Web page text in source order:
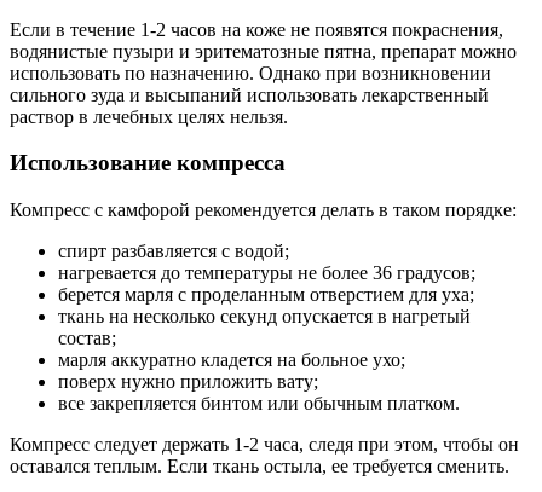
Если в течение 1-2 часов на коже не появятся покраснения,
водянистые пузыри и эритематозные пятна, препарат можно
использовать по назначению. Однако при возникновении
сильного зуда и высыпаний использовать лекарственный
раствор в лечебных целях нельзя.
Использование компресса
Компресс с камфорой рекомендуется делать в таком порядке:
спирт разбавляется с водой;
нагревается до температуры не более 36 градусов;
берется марля с проделанным отверстием для уха;
ткань на несколько секунд опускается в нагретый
состав;
марля аккуратно кладется на больное ухо;
поверх нужно приложить вату;
все закрепляется бинтом или обычным платком.
Компресс следует держать 1-2 часа, следя при этом, чтобы он
оставался теплым. Если ткань остыла, ее требуется сменить.